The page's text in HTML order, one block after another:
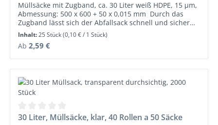
Müllsäcke mit Zugband, ca. 30 Liter weiß HDPE, 15 µm,
Abmessung: 500 x 600 + 50 x 0,015 mm Durch das
Zugband lässt sich der Abfallsack schnell und sicher
verschließen! Die PE-HD-Spezialfolie aus einem
speziellen Rohstoffmix mit besonderen Zusatzstoffen
hat hervorragende mechanische Eigenschaften.
Gegenüber herkömmlichen Folien ist sie besonders
stabil bei geringerer Foliendicke und sind
recyclingfähig. 1 Rolle a 25 SäckeHersteller: EMIL DEISS
KG (GmbH + Co.) Victoriaallee 1 22143 Hamburg
Inhalt:25 Stück(0,10 € / 1 Stück)
Regulärer Preis:
Ab 2,59 €
Durchschnittliche Bewertung von 0 von 5 Sternen
30 Liter, Müllsäcke, klar, 40 Rollen a 50 Säcke